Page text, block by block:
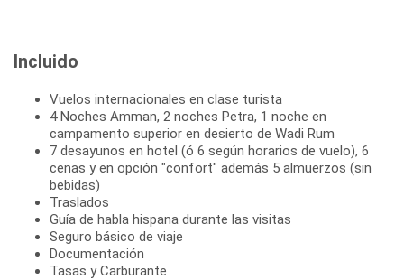
Incluido
Vuelos internacionales en clase turista
4 Noches Amman, 2 noches Petra, 1 noche en
campamento superior en desierto de Wadi Rum
7 desayunos en hotel (ó 6 según horarios de vuelo), 6
cenas y en opción "confort" además 5 almuerzos (sin
bebidas)
Traslados
Guía de habla hispana durante las visitas
Seguro básico de viaje
Documentación
Tasas y Carburante